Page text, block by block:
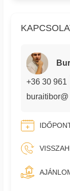
+36 30 961
buraitibor@